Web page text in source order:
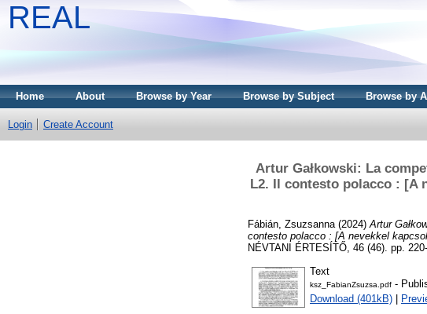
REAL
Home About Browse by Year Browse by Subject Browse by
Login Create Account
Artur Gałkowski: La
L2. Il contesto polacco : [A
Fábián, Zsuzsanna (2024) Artur
contesto polacco : [A nevekkel
NÉVTANI ÉRTESÍTŐ, 46 (46). pp.
Text
ksz_FabianZsuzsa.pdf -
Download (401kB)